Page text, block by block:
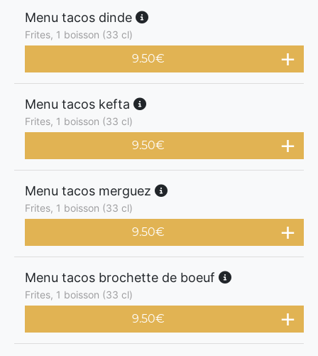
Menu tacos dinde
Frites, 1 boisson (33 cl)
9.50€
Menu tacos kefta
Frites, 1 boisson (33 cl)
9.50€
Menu tacos merguez
Frites, 1 boisson (33 cl)
9.50€
Menu tacos brochette de boeuf
Frites, 1 boisson (33 cl)
9.50€